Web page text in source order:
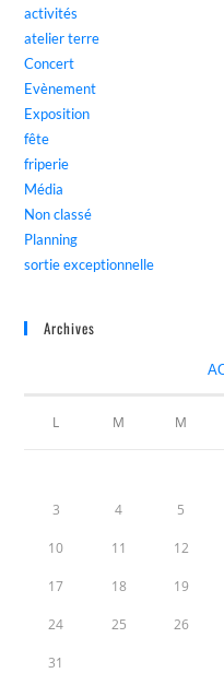
activités
atelier terre
Concert
Evènement
Exposition
fête
friperie
Média
Non classé
Planning
sortie exceptionnelle
Archives
L M M
3 4 5
10 11 12
17 18 19
24 25 26
31